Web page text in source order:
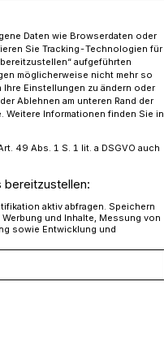
Daten wie Browserdaten oder
Sie Tracking-Technologien für
aufgeführten
möglicherweise nicht mehr so
Einstellungen zu ändern oder
Ablehnen am unteren Rand der
Weitere Informationen finden Sie in
49 Abs. 1 S. 1 lit. a DSGVO auch
bereitzustellen:
aktiv abfragen. Speichern
und Inhalte, Messung von
sowie Entwicklung und